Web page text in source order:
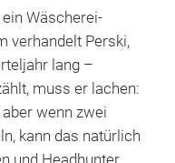
Wäscherei-
verhandelt Perski,
lang –
muss er lachen:
wenn zwei
kann das natürlich